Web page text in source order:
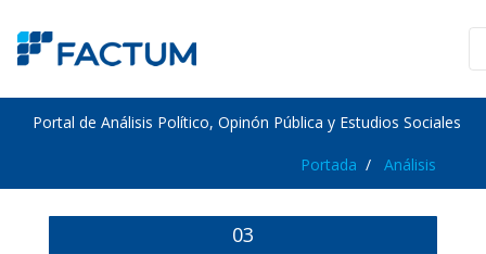
Portal de Análisis Político, Opinón Pública y Estudios Sociales
Portada Análisis
03